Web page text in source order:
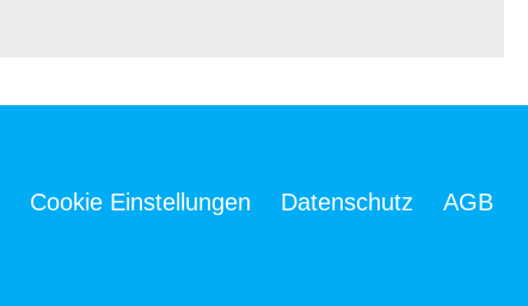
Cookie Einstellungen Datenschutz AGB